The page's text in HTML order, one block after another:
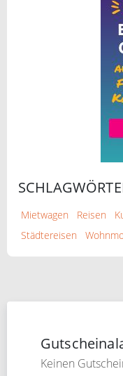
Mietwagen Reisen
Städtereisen
Keinen